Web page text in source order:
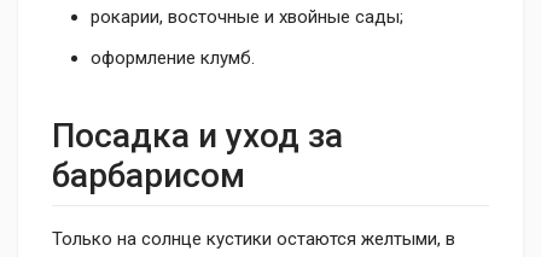
рокарии, восточные и хвойные сады;
оформление клумб.
Посадка и уход за
барбарисом
Только на солнце кустики остаются желтыми, в